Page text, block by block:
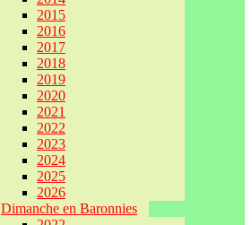
2015
2016
2017
2018
2019
2020
2021
2022
2023
2024
2025
2026
Dimanche en Baronnies